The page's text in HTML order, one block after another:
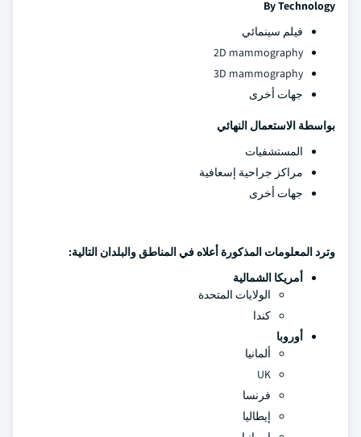
By Technology
فيلم سينمائي
2D mammography
3D mammography
جهات أخرى
بواسطة الاستعمال النهائي
المستشفيات
مراكز جراحية إسعافية
جهات أخرى
وترد المعلومات المذكورة أعلاه في المناطق والبلدان التالية:
أمريكا الشمالية
الولايات المتحدة
كندا
أوروبا
ألمانيا
UK
فرنسا
إيطاليا